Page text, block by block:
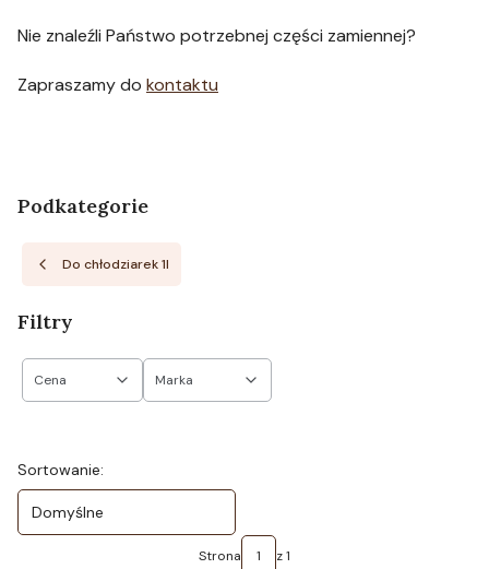
Nie znaleźli Państwo potrzebnej części zamiennej?
Zapraszamy do kontaktu
Podkategorie
Do chłodziarek 1l
Filtry
Cena Marka
Lista produktów
Sortowanie:
Domyślne
Strona z 1